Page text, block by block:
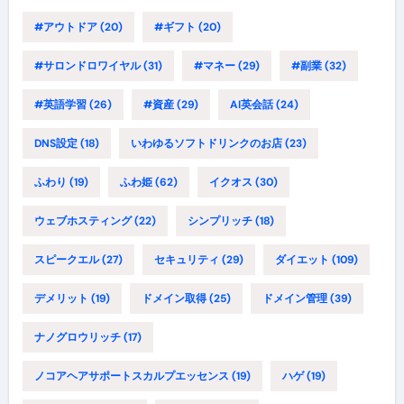
#アウトドア(20) #ギフト (20)
#サロンドロワイヤル(31) #マネー(29) #副業(32)
#英語学習(26) #資産(29) AI英会話(24)
DNS設定(18) いわゆるソフトドリンクのお店(23)
ふわり (19) ふわ姫(62) イクオス (30)
ウェブホスティング(22) シンプリッチ(18)
スピークエル(27) セキュリティ (29) ダイエット (109)
デメリット (19) ドメイン取得(25) ドメイン管理(39)
ナノグロウリッチ(17)
ノコアヘアサポートスカルプエッセンス (19) ハゲ(19)